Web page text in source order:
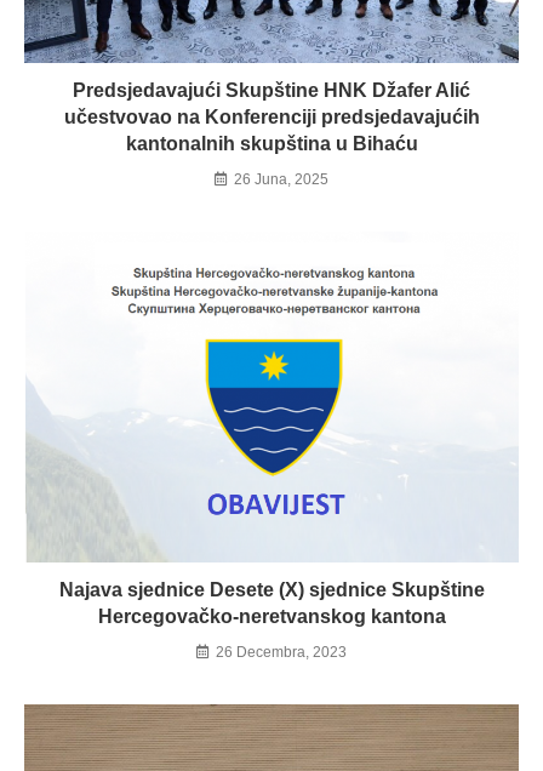
Predsjedavajući Skupštine HNK Džafer Alić
učestvovao na Konferenciji predsjedavajućih
kantonalnih skupština u Bihaću
26 Juna, 2025
Najava sjednice Desete (X) sjednice Skupštine
Hercegovačko-neretvanskog kantona
26 Decembra, 2023